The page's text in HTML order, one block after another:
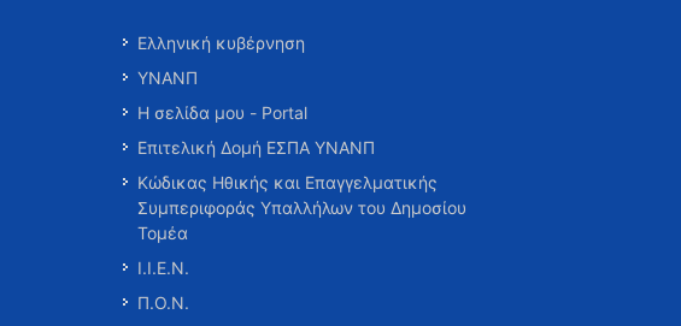
Ελληνική κυβέρνηση
ΥΝΑΝΠ
Η σελίδα μου - Portal
Επιτελική Δομή ΕΣΠΑ ΥΝΑΝΠ
Κώδικας Ηθικής και Επαγγελματικής
Συμπεριφοράς Υπαλλήλων του Δημοσίου
Τομέα
Ι.Ι.Ε.Ν.
Π.Ο.Ν.